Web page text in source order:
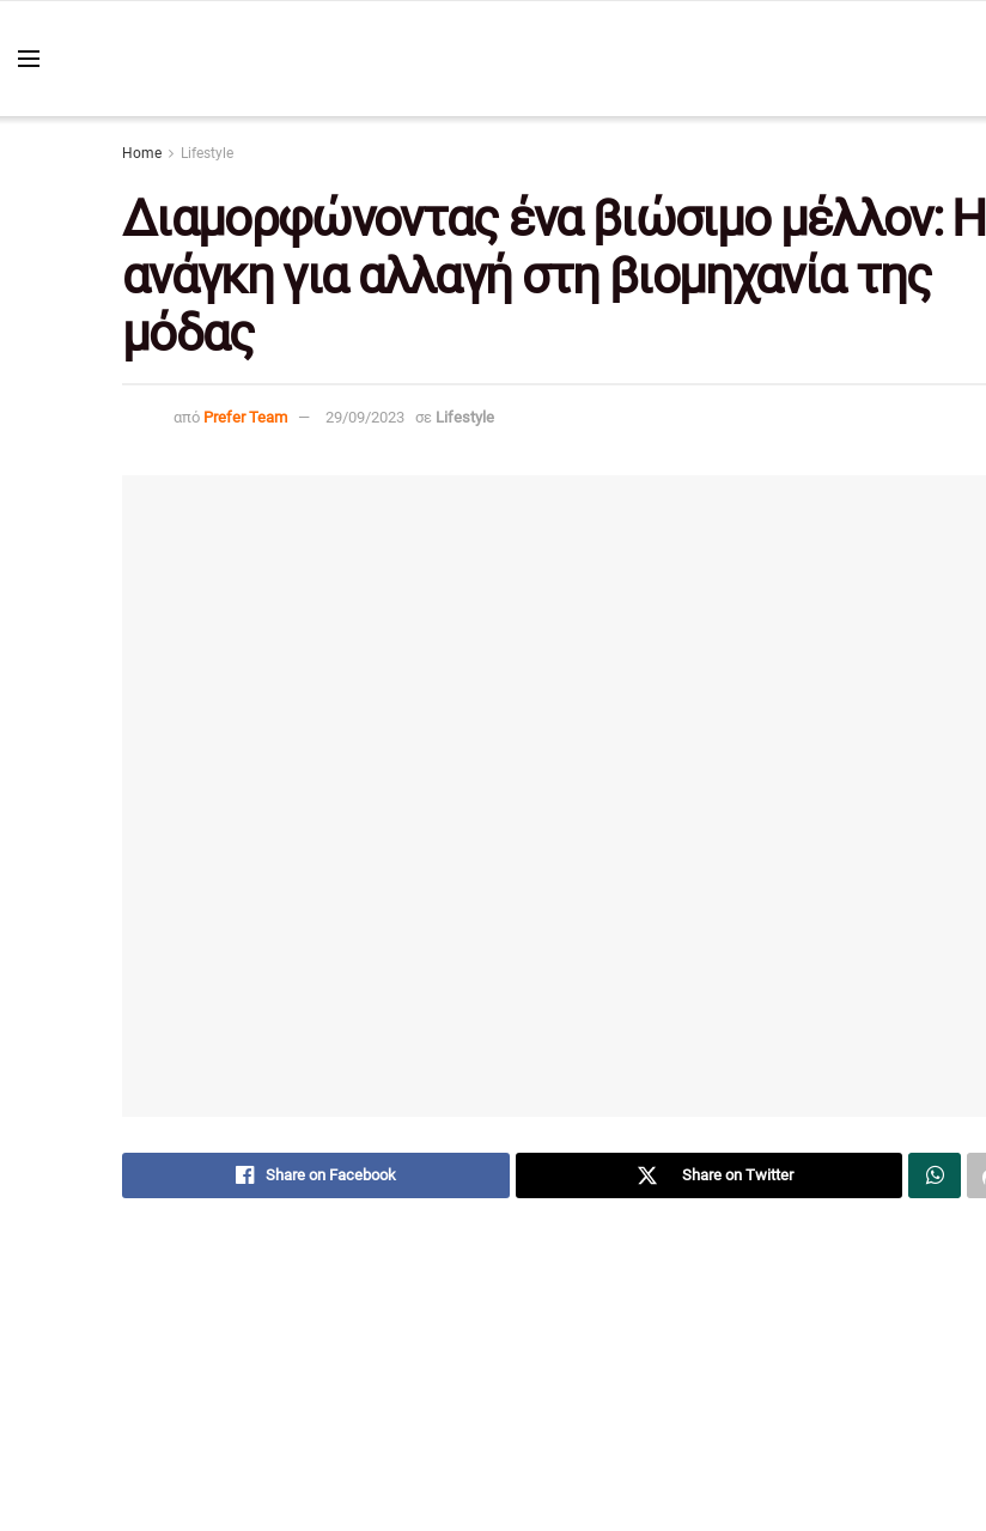
Home Lifestyle
Διαμορφώνοντας ένα βιώσιμο μέλλον: Η
ανάγκη για αλλαγή στη βιομηχανία της
μόδας
από Prefer Team 29/09/2023 σε Lifestyle
Share on Facebook Share on Twitter